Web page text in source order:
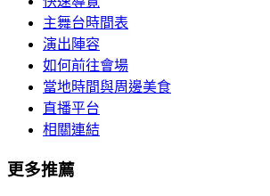
主舞台時間表
演出陣容
如何前往會場
當地時間與周邊美食
直播平台
相關連結
更多推薦